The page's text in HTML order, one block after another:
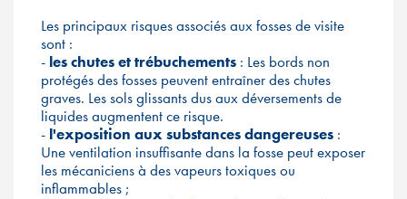
Les principaux risques associés aux fosses de visite
sont :
- les chutes et trébuchements : Les bords non
protégés des fosses peuvent entraîner des chutes
graves. Les sols glissants dus aux déversements de
liquides augmentent ce risque.
- l'exposition aux substances dangereuses :
Une ventilation insuffisante dans la fosse peut exposer
les mécaniciens à des vapeurs toxiques ou
inflammables ;